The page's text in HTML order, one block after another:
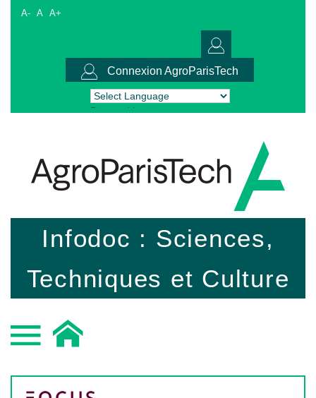
A- A A+
Connexion AgroParisTech
Powered by Translate
Infodoc : Sciences,
Techniques et Culture